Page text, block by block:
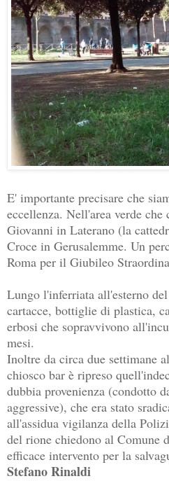
E' importante precisare che
eccellenza. Nell'area verde
Giovanni in Laterano (la
Croce in Gerusalemme. Un
Roma per il Giubileo
Lungo l'inferriata all'esterno
cartacce, bottiglie di plastica,
erbosi che sopravvivono
mesi.
Inoltre da circa due settimane
chiosco bar è ripreso
dubbia provenienza (condotto
aggressive), che era stato
all'assidua vigilanza della
del rione chiedono al Comune
efficace intervento per la
Stefano Rinaldi